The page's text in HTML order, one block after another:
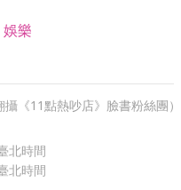
娛樂
《11點熱吵店》臉書粉絲團）
北時間
北時間